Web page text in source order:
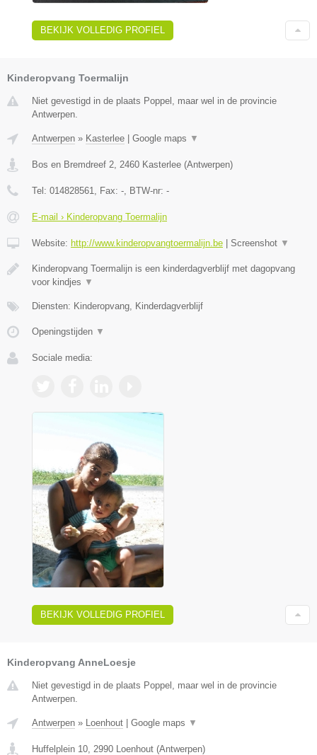
BEKIJK VOLLEDIG PROFIEL
Kinderopvang Toermalijn
Niet gevestigd in de plaats Poppel, maar wel in de provincie
Antwerpen.
Antwerpen » Kasterlee | Google maps ▼
Bos en Bremdreef 2 2460 Kasterlee (Antwerpen)
Tel: 014828561 , Fax: - , BTW-nr: -
E-mail › Kinderopvang Toermalijn
Website: http://www.kinderopvangtoermalijn.be | Screenshot ▼
Kinderopvang Toermalijn is een kinderdagverblijf met dagopvang
voor kindjes ▼
Diensten: Kinderopvang, Kinderdagverblijf
Openingstijden ▼
Sociale media:
BEKIJK VOLLEDIG PROFIEL
Kinderopvang AnneLoesje
Niet gevestigd in de plaats Poppel, maar wel in de provincie
Antwerpen.
Antwerpen » Loenhout Google maps ▼
Huffelplein 10 2990 Loenhout (Antwerpen)